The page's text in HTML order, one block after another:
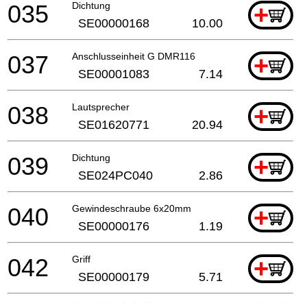
Dichtung +
035 SE00000168 10.00
Anschlusseinheit G DMR116 +
037 SE00001083 7.14
Lautsprecher +
038 SE01620771 20.94
Dichtung +
039 SE024PC040 2.86
Gewindeschraube 6x20mm +
040 SE00000176 1.19
Griff +
042 SE00000179 5.71